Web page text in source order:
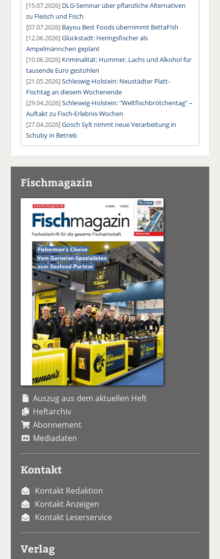
[15.07.2026] DLG-Seminar über pflanzliche Alternativen
zu Fleisch und Fisch
[07.07.2026] Bayou Best Foods übernimmt BettaF!sh
[12.06.2026]Glückstadt: Heringsfischer als
Ampelmännchen geplant
[10.06.2026] Kriminalität: Hummer, Lachs und Alkohol für
tausende Euro gestohlen
[21.05.2026]Schleswig-Holstein: Neustädter Platt-
Fischtag an diesem Wochenende
[29.04.2026]Schleswig-Holstein: "Weltfischbrötchentag" –
Auftakt zu Fisch-Erlebnis-Wochen
[27.04.2026]Gosch Sylt nimmt neue Verarbeitung in
Schuby in Betrieb
Fischmagazin
Auszug aus dem aktuellen Heft
Heftarchiv
Abonnement
Mediadaten
Kontakt
Kontakt Redaktion
Kontakt Anzeigen
Kontakt Leserservice
Verlag